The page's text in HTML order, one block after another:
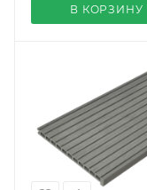
В КОРЗИНУ